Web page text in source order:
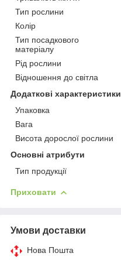
Тип рослини
Колір
Тип посадкового
матеріалу
Рід рослини
Відношення до світла
Додаткові характеристики
Упаковка
Вага
Висота дорослої рослини
Основні атрибути
Тип продукції
Приховати
Умови доставки
Нова Пошта